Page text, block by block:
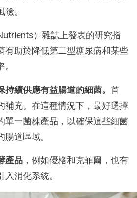
。
）雜誌上發表的研究指
有助於降低第二型糖尿病和某些
續供應有益腸道的細菌。 首
補充。在這種情況下，最好選擇
單一菌株產品，以確保這些細菌
道區域。
產品 ，例如優格和克菲爾，也有
消化系統。